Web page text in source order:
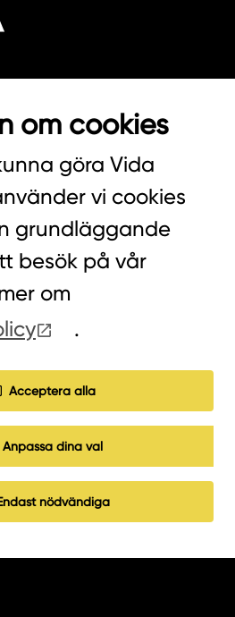
0472-439 00
0393-216 50
om cookies
göra Vida
vi cookies
grundläggande
besök på vår
om
.
Acceptera alla
Anpassa dina val
nödvändiga